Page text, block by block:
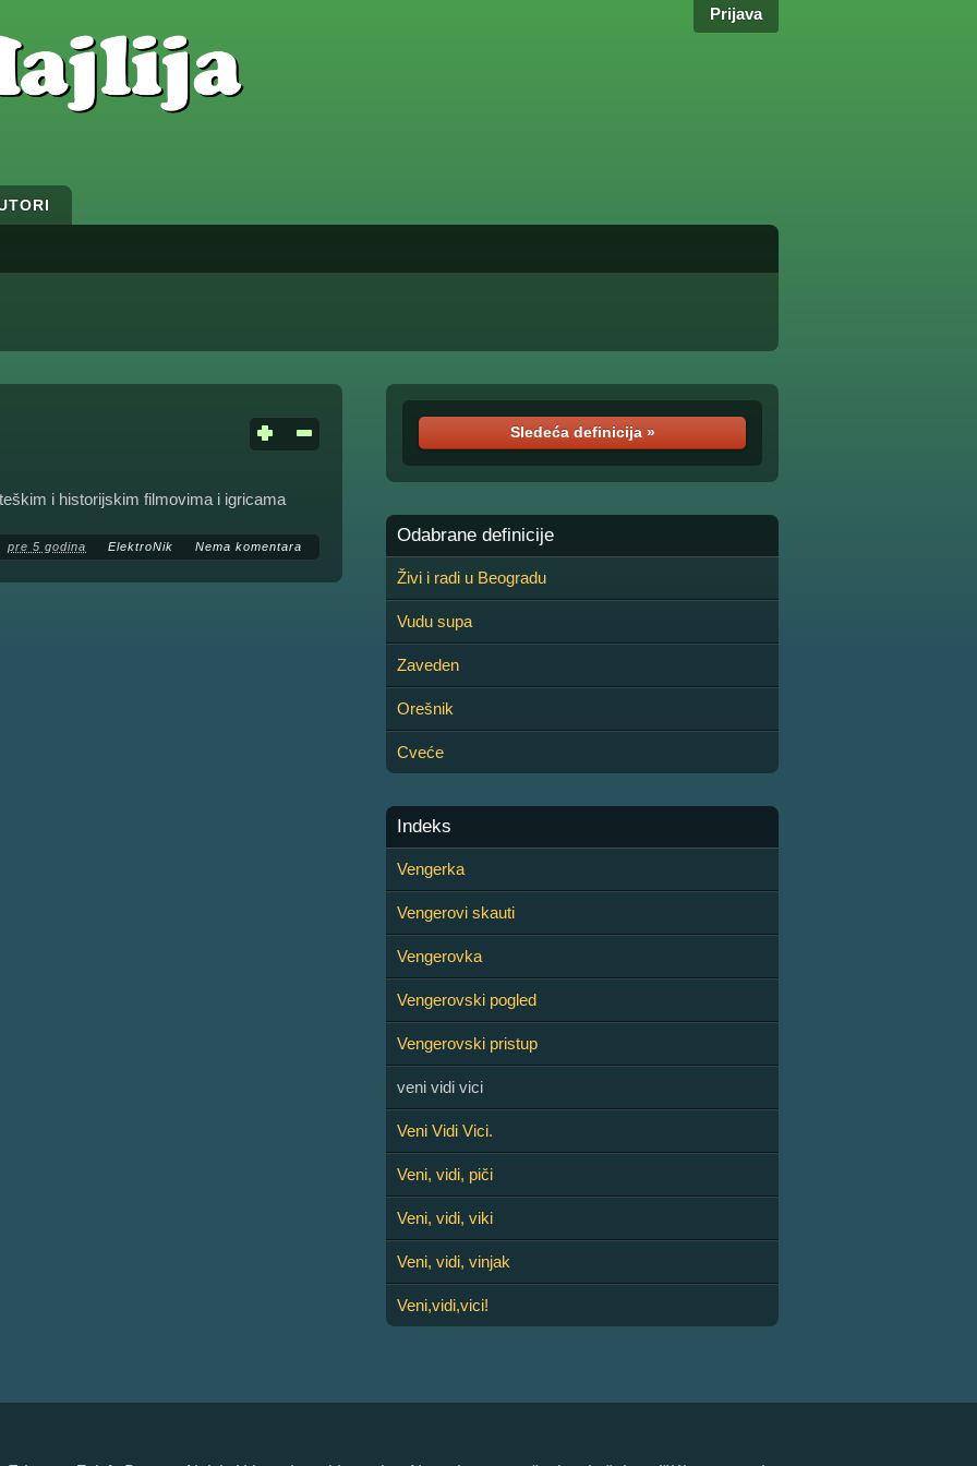
Prijava
i historijskim filmovima i igricama
pre 5 godina ElektroNik Nema komentara
Sledeća definicija »
Odabrane definicije
Živi i radi u Beogradu
Vudu supa
Zaveden
Orešnik
Cveće
Indeks
Vengerka
Vengerovi skauti
Vengerovka
Vengerovski pogled
Vengerovski pristup
veni vidi vici
Veni Vidi Vici.
Veni, vidi, piči
Veni, vidi, viki
Veni, vidi, vinjak
Veni,vidi,vici!